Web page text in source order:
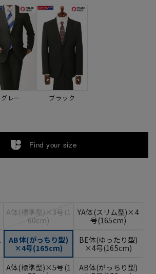
グレー ブラック
Find your size
A体(標準型)×3号(1
60cm)
YA体(スリム型)×4
号(165cm)
AB体(がっちり型)
×4号(165cm)
BE体(ゆったり型)
×4号(165cm)
A体(標準型)×5号(1
AB体(がっちり型)